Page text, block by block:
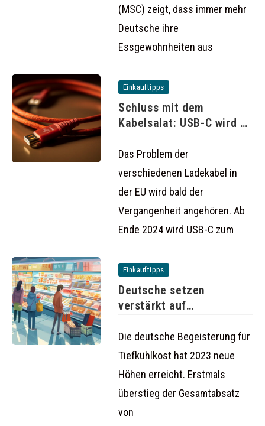
(MSC) zeigt, dass immer mehr
Deutsche ihre
Essgewohnheiten aus
Einkauftipps
Schluss mit dem
Kabelsalat: USB-C wird ab
Das Problem der
verschiedenen Ladekabel in
der EU wird bald der
Vergangenheit angehören. Ab
Ende 2024 wird USB-C zum
Einkauftipps
Deutsche setzen
verstärkt auf
steigt auf
Die deutsche Begeisterung für
Tiefkühlkost hat 2023 neue
Höhen erreicht. Erstmals
überstieg der Gesamtabsatz
von